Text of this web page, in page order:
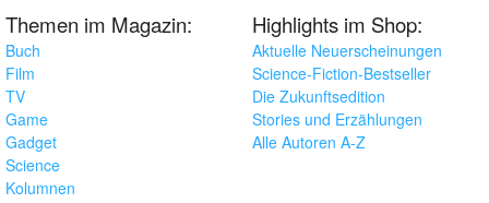
Themen im Magazin:
Buch
Film
TV
Game
Gadget
Science
Kolumnen
Highlights im Shop:
Aktuelle Neuerscheinungen
Science-Fiction-Bestseller
Die Zukunftsedition
Stories und Erzählungen
Alle Autoren A-Z